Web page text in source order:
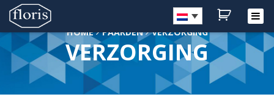
Home
Shop
Over Floris
HOME PAARDEN VERZORGING
VERZORGING